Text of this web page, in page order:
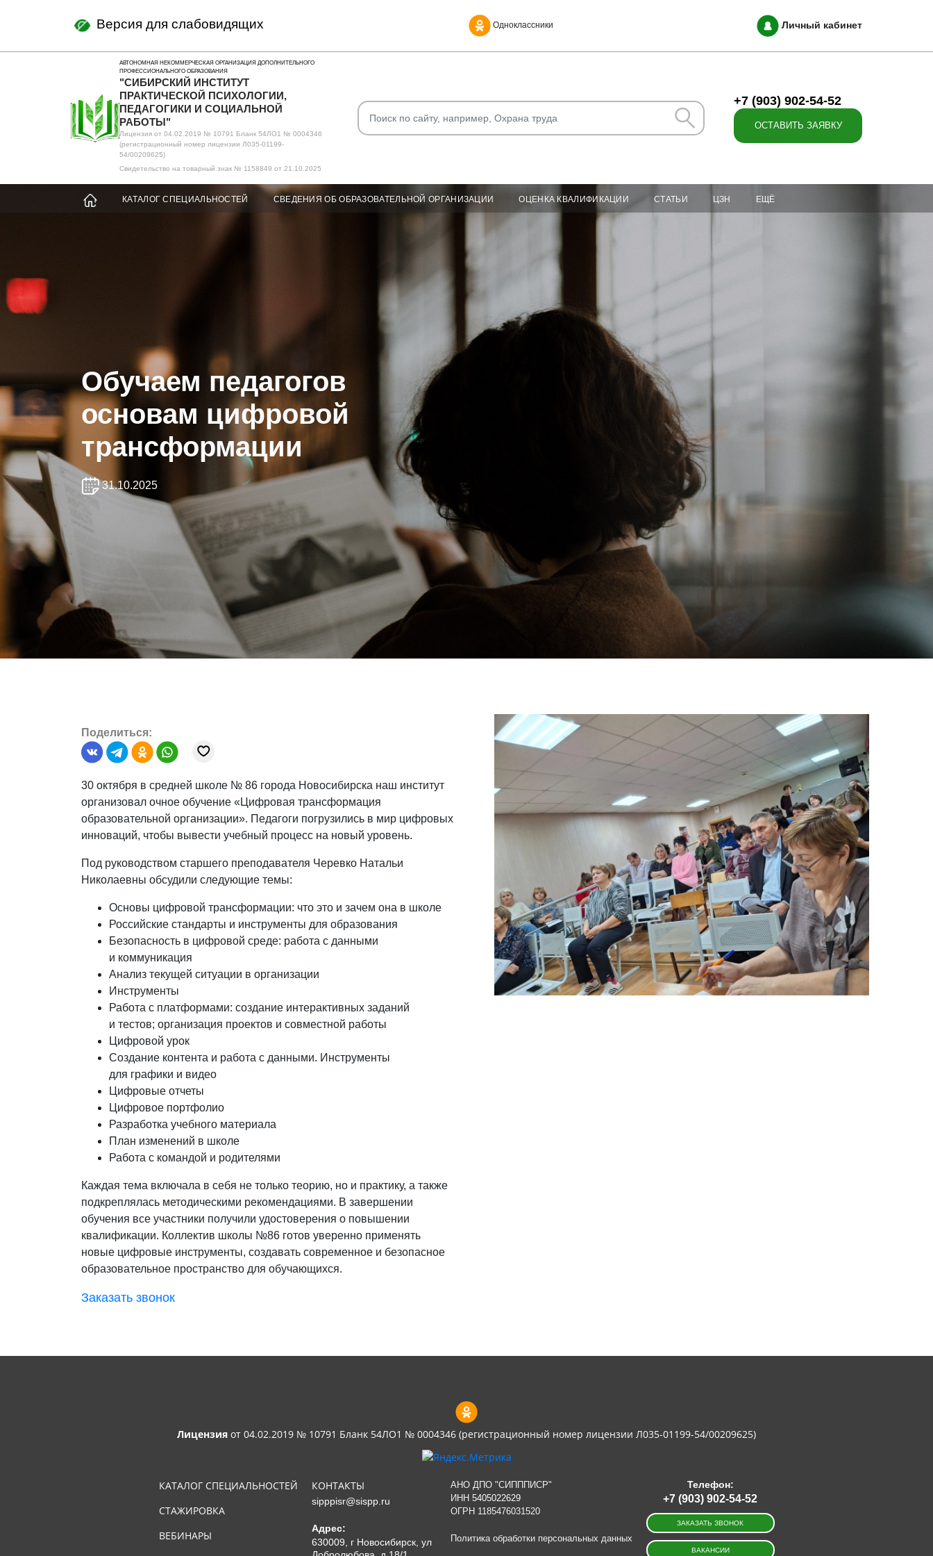
Версия для слабовидящих Одноклассники Личный кабинет
АВТОНОМНАЯ НЕКОММЕРЧЕСКАЯ ОРГАНИЗАЦИЯ ДОПОЛНИТЕЛЬНОГО
ПРОФЕССИОНАЛЬНОГО ОБРАЗОВАНИЯ
"СИБИРСКИЙ ИНСТИТУТ
ПРАКТИЧЕСКОЙ ПСИХОЛОГИИ,
ПЕДАГОГИКИ И СОЦИАЛЬНОЙ
РАБОТЫ"
Лицензия от 04.02.2019 № 10791 Бланк 54ЛО1 № 0004346
(регистрационный номер лицензии Л035-01199-
54/00209625)
Свидетельство на товарный знак № 1158849 от 21.10.2025
+7 (903) 902-54-52
ОСТАВИТЬ ЗАЯВКУ
КАТАЛОГ СПЕЦИАЛЬНОСТЕЙ СВЕДЕНИЯ ОБ ОБРАЗОВАТЕЛЬНОЙ ОРГАНИЗАЦИИ ОЦЕНКА КВАЛИФИКАЦИИ СТАТЬИ ЦЗН ЕЩЁ
Обучаем педагогов
основам цифровой
трансформации
31.10.2025
Поделиться:
30 октября в средней школе № 86 города Новосибирска наш институт
организовал очное обучение «Цифровая трансформация
образовательной организации». Педагоги погрузились в мир цифровых
инноваций, чтобы вывести учебный процесс на новый уровень.
Под руководством старшего преподавателя Черевко Натальи
Николаевны обсудили следующие темы:
Основы цифровой трансформации: что это и зачем она в школе
Российские стандарты и инструменты для образования
Безопасность в цифровой среде: работа с данными
и коммуникация
Анализ текущей ситуации в организации
Инструменты
Работа с платформами: создание интерактивных заданий
и тестов; организация проектов и совместной работы
Цифровой урок
Создание контента и работа с данными. Инструменты
для графики и видео
Цифровые отчеты
Цифровое портфолио
Разработка учебного материала
План изменений в школе
Работа с командой и родителями
Каждая тема включала в себя не только теорию, но и практику, а также
подкреплялась методическими рекомендациями. В завершении
обучения все участники получили удостоверения о повышении
квалификации. Коллектив школы №86 готов уверенно применять
новые цифровые инструменты, создавать современное и безопасное
образовательное пространство для обучающихся.
Заказать звонок
Лицензия от 04.02.2019 № 10791 Бланк 54ЛО1 № 0004346 (регистрационный номер лицензии Л035-01199-54/00209625)
КАТАЛОГ СПЕЦИАЛЬНОСТЕЙ
СТАЖИРОВКА
ВЕБИНАРЫ
КОНТАКТЫ
sipppisr@sispp.ru
Адрес:
630009, г Новосибирск, ул
АНО ДПО "СИПППИСР"
ИНН 5405022629
ОГРН 1185476031520
Политика обработки персональных данных
Телефон:
+7 (903) 902-54-52
ЗАКАЗАТЬ ЗВОНОК
ВАКАНСИИ